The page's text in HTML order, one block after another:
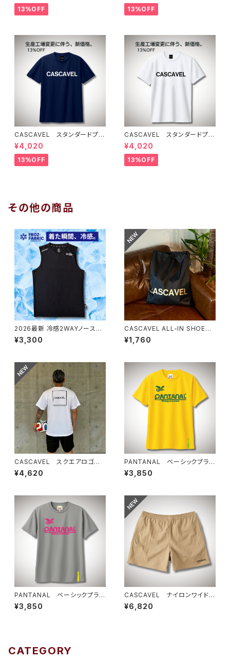
13%OFF 13%OFF
CASCAVEL スタンダードプラ
クティスシャツ ネイビー
¥4,020
13%OFF
CASCAVEL スタンダードプラ
クティスシャツ ホワイト
¥4,020
13%OFF
その他の商品
2026最新 冷感2WAYノースリ
ーブシャツ ブラック
¥3,300
CASCAVEL ALL-IN SHOES
SACK ブラックゴールド
¥1,760
CASCAVEL スクエアロゴプラ
クティスシャツ ホワイト
¥4,620
PANTANAL ベーシックプラT
シャツ イエロー
¥3,850
PANTANAL ベーシックプラT
シャツ グレー
¥3,850
CASCAVEL ナイロンワイドシ
ョーツ サンドベージュ
¥6,820
CATEGORY